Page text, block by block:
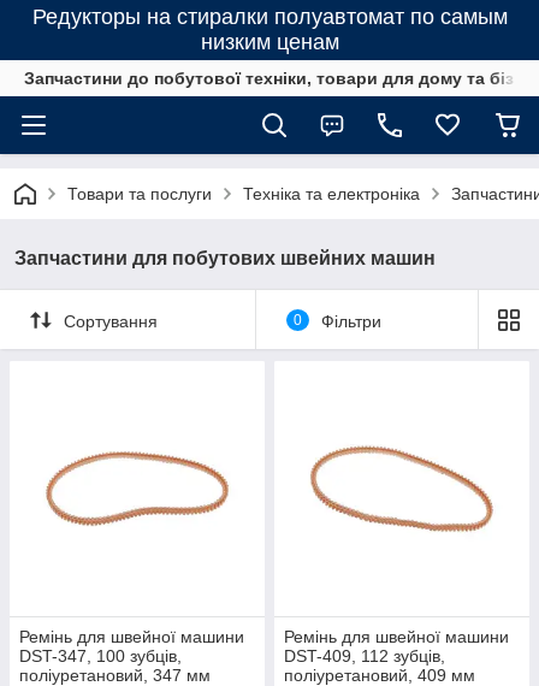
Редукторы на стиралки полуавтомат по самым
низким ценам
Запчастини до побутової техніки, товари для дому та
Товари та послуги Техніка та електроніка
Запчастини для побутових швейних машин
Сортування 0 Фільтри
Ремінь для швейної машини
DST-347, 100 зубців,
поліуретановий, 347 мм
Ремінь для швейної машини
DST-409, 112 зубців,
поліуретановий, 409 мм